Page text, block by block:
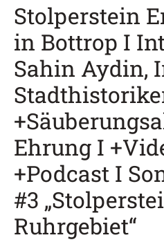
Stolperstein
in Bottrop I
Sahin Aydin,
Ehrung I
+Podcast I
#3
Ruhrgebiet“